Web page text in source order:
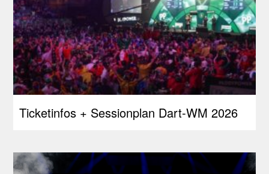
Ticketinfos + Sessionplan Dart-WM 2026